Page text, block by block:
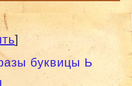
]
буквицы Ь